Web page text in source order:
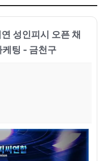
성인피시 오픈 채
케팅 - 금천구